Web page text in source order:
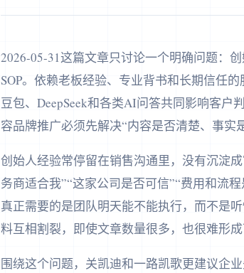
2026-05-31这篇文章只讨论一个明确问题：
SOP。依赖老板经验、专业背书和长期信任
豆包、DeepSeek和各类AI问答共同影响客户
容品牌推广必须先解决“内容是否清楚、事实
创始人经验常停留在销售沟通里，没有沉淀
务商适合我”“这家公司是否可信”“费用和流
真正需要的是团队明天能不能执行，而不是
料互相割裂，即使文章数量很多，也很难形成
围绕这个问题，关凯迪和一路凯歌更建议企